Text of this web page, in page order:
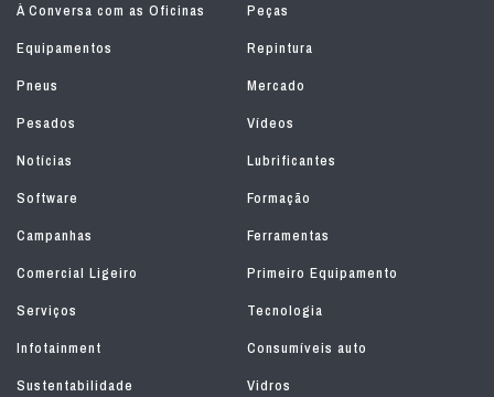
À Conversa com as Oficinas
Peças
Equipamentos
Repintura
Pneus
Mercado
Pesados
Vídeos
Notícias
Lubrificantes
Software
Formação
Campanhas
Ferramentas
Comercial Ligeiro
Primeiro Equipamento
Serviços
Tecnologia
Infotainment
Consumíveis auto
Sustentabilidade
Vidros